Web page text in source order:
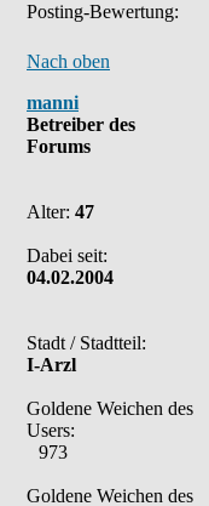
Posting-Bewertung:
Nach oben
manni
Betreiber des
Forums
Alter: 47
Dabei seit:
04.02.2004
Stadt / Stadtteil:
I-Arzl
Goldene Weichen des
Users:
973
Goldene Weichen des